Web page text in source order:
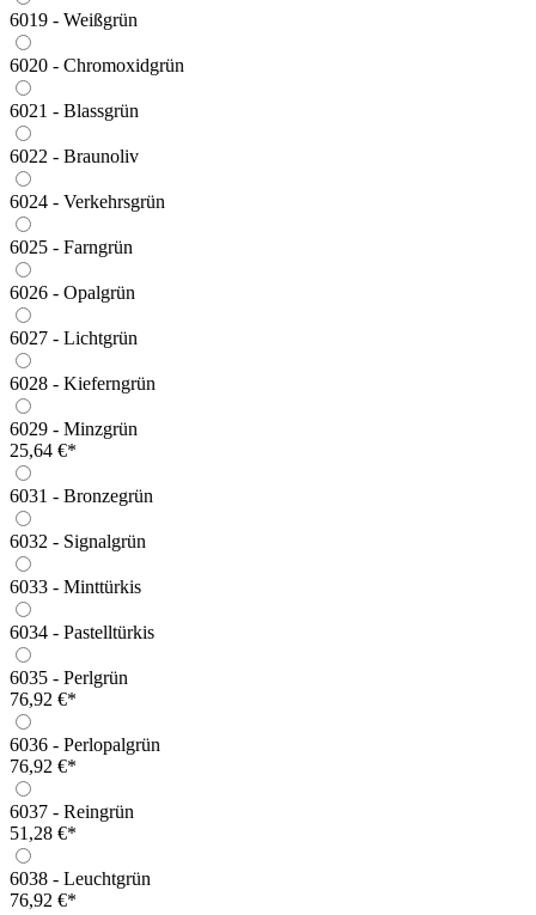
6019 - Weißgrün
6020 - Chromoxidgrün
6021 - Blassgrün
6022 - Braunoliv
6024 - Verkehrsgrün
6025 - Farngrün
6026 - Opalgrün
6027 - Lichtgrün
6028 - Kieferngrün
6029 - Minzgrün
25,64 €*
6031 - Bronzegrün
6032 - Signalgrün
6033 - Minttürkis
6034 - Pastelltürkis
6035 - Perlgrün
76,92 €*
6036 - Perlopalgrün
76,92 €*
6037 - Reingrün
51,28 €*
6038 - Leuchtgrün
76,92 €*